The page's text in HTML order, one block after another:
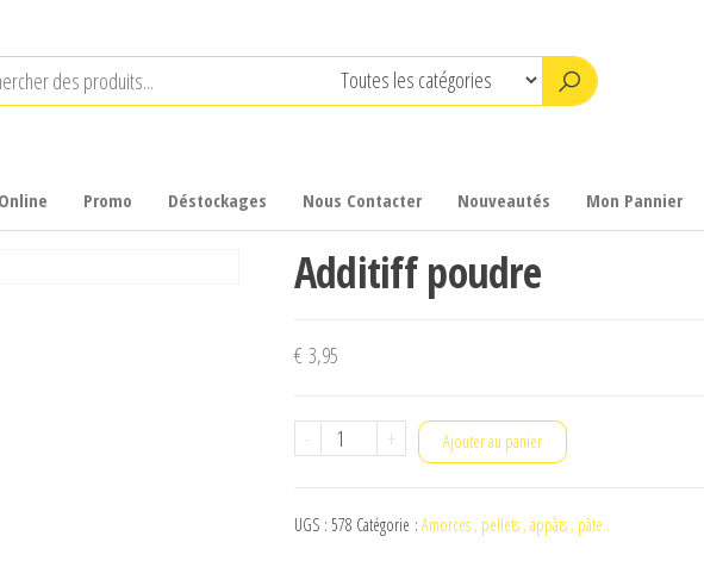
Promo Déstockages Nous Contacter Nouveautés Mon Pannier
Additiff poudre
€ 3,95
-
quantité
poudre
+ Ajouter au panier
UGS : 578 Catégorie : Amorces , pellets , appâts , pâte..